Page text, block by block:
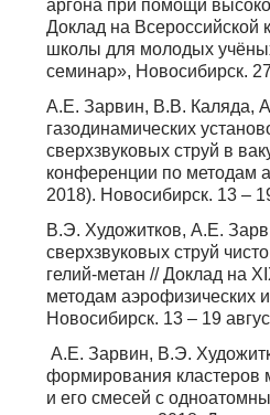
аргона при помощи
Доклад на Всероссийской
школы для молодых
семинар», Новосибирск.
А.Е. Зарвин, В.В. Каляда,
газодинамических
сверхзвуковых струй в
конференции по методам
2018). Новосибирск. 13 –
В.Э. Художитков, А.Е.
сверхзвуковых струй
гелий-метан // Доклад на
методам аэрофизических
Новосибирск. 13 – 19
А.Е. Зарвин, В.Э.
формирования кластеров
и его смесей с